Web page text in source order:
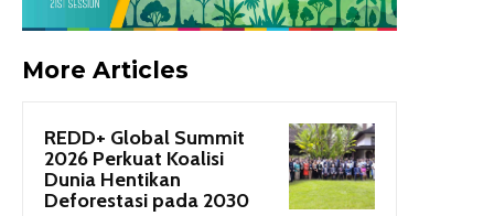
More Articles
REDD+ Global Summit
2026 Perkuat Koalisi
Dunia Hentikan
Deforestasi pada 2030